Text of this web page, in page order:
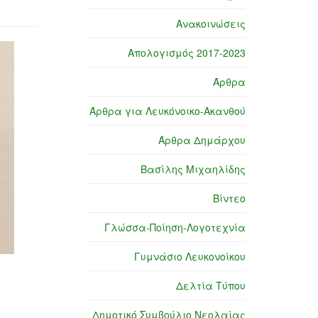
Ανακοινώσεις
Απολογισμός 2017-2023
Άρθρα
Άρθρα για Λευκόνοικο-Ακανθού
Άρθρα Δημάρχου
Βασίλης Μιχαηλίδης
Βίντεο
Γλώσσα-Ποίηση-Λογοτεχνία
Γυμνάσιο Λευκονοίκου
Δελτία Τύπου
Δημοτικό Συμβούλιο Νεολαίας